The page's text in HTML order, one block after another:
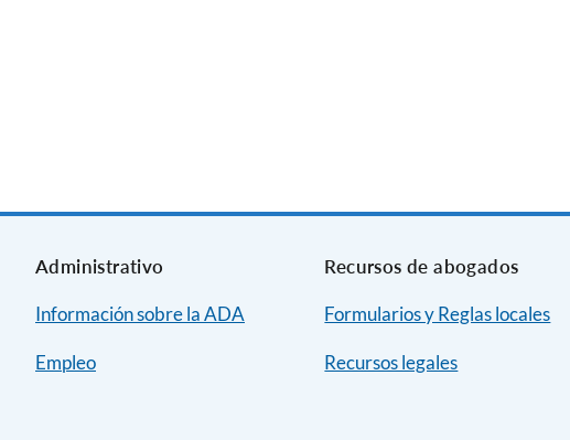
Administrativo
Información sobre la ADA
Empleo
Recursos de abogados
Formularios y Reglas locales
Recursos legales